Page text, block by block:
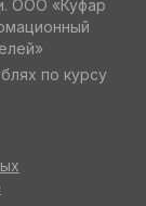
ООО «Куфар
по курсу